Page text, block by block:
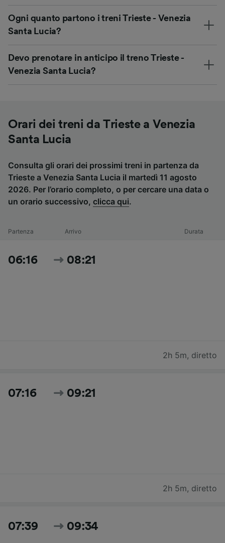
Ogni quanto partono i treni Trieste - Venezia
Santa Lucia?
Devo prenotare in anticipo il treno Trieste -
Venezia Santa Lucia?
Orari dei treni da Trieste a Venezia
Santa Lucia
Consulta gli orari dei prossimi treni in partenza da
Trieste a Venezia Santa Lucia il martedì 11 agosto
2026. Per l’orario completo, o per cercare una data o
un orario successivo, clicca qui.
Partenza Arrivo Durata
06:16 08:21
2h 5m, diretto
07:16 09:21
2h 5m, diretto
07:39 09:34